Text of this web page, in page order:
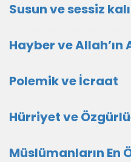
Susun ve sessiz
Hayber ve Allah’ın
Polemik ve İcraat
Hürriyet ve
Müslümanların En